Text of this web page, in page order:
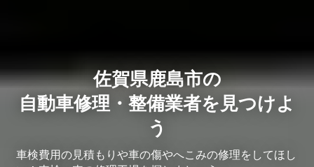
佐賀県鹿島市の
自動車修理・整備業者を見つけよ
う
車検費用の見積もりや車の傷やへこみの修理をしてほし